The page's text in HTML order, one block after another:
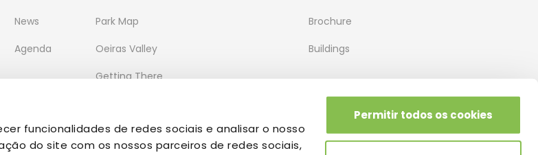
funcionalidades de redes sociais e analisar o nosso
do site com os nossos parceiros de redes sociais,
Permitir todos os cookies
News
Agenda
Park Map
Oeiras Valley
Getting There
Brochure
Buildings